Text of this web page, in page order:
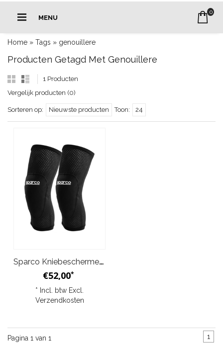
MENU
0
Home » Tags » genouillere
Producten Getagd Met Genouillere
1 Producten
Vergelijk producten (0)
Sorteren op: Nieuwste producten Toon: 24
Sparco Kniebeschermers Zwart
€52,00*
* Incl. btw Excl.
Verzendkosten
Pagina 1 van 1 1